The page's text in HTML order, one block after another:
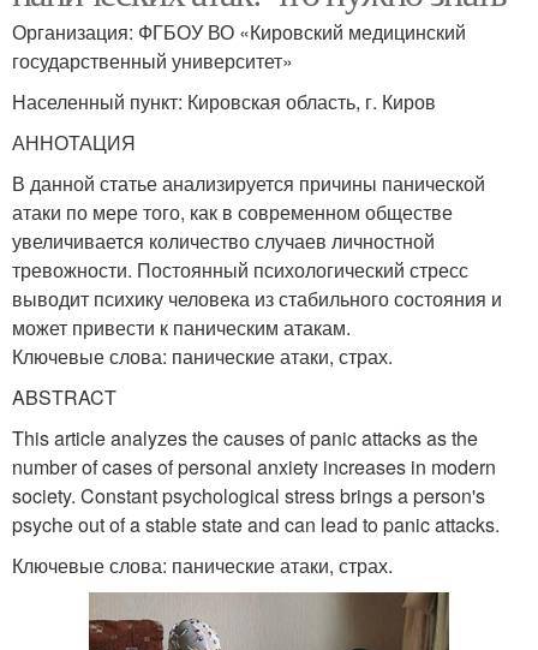
Организация: ФГБОУ ВО «Кировский медицинский
государственный университет»
Населенный пункт: Кировская область, г. Киров
АННОТАЦИЯ
В данной статье анализируется причины панической
атаки по мере того, как в современном обществе
увеличивается количество случаев личностной
тревожности. Постоянный психологический стресс
выводит психику человека из стабильного состояния и
может привести к паническим атакам.
Ключевые слова: панические атаки, страх.
ABSTRACT
This article analyzes the causes of panic attacks as the
number of cases of personal anxiety increases in modern
society. Constant psychological stress brings a person's
psyche out of a stable state and can lead to panic attacks.
Ключевые слова: панические атаки, страх.